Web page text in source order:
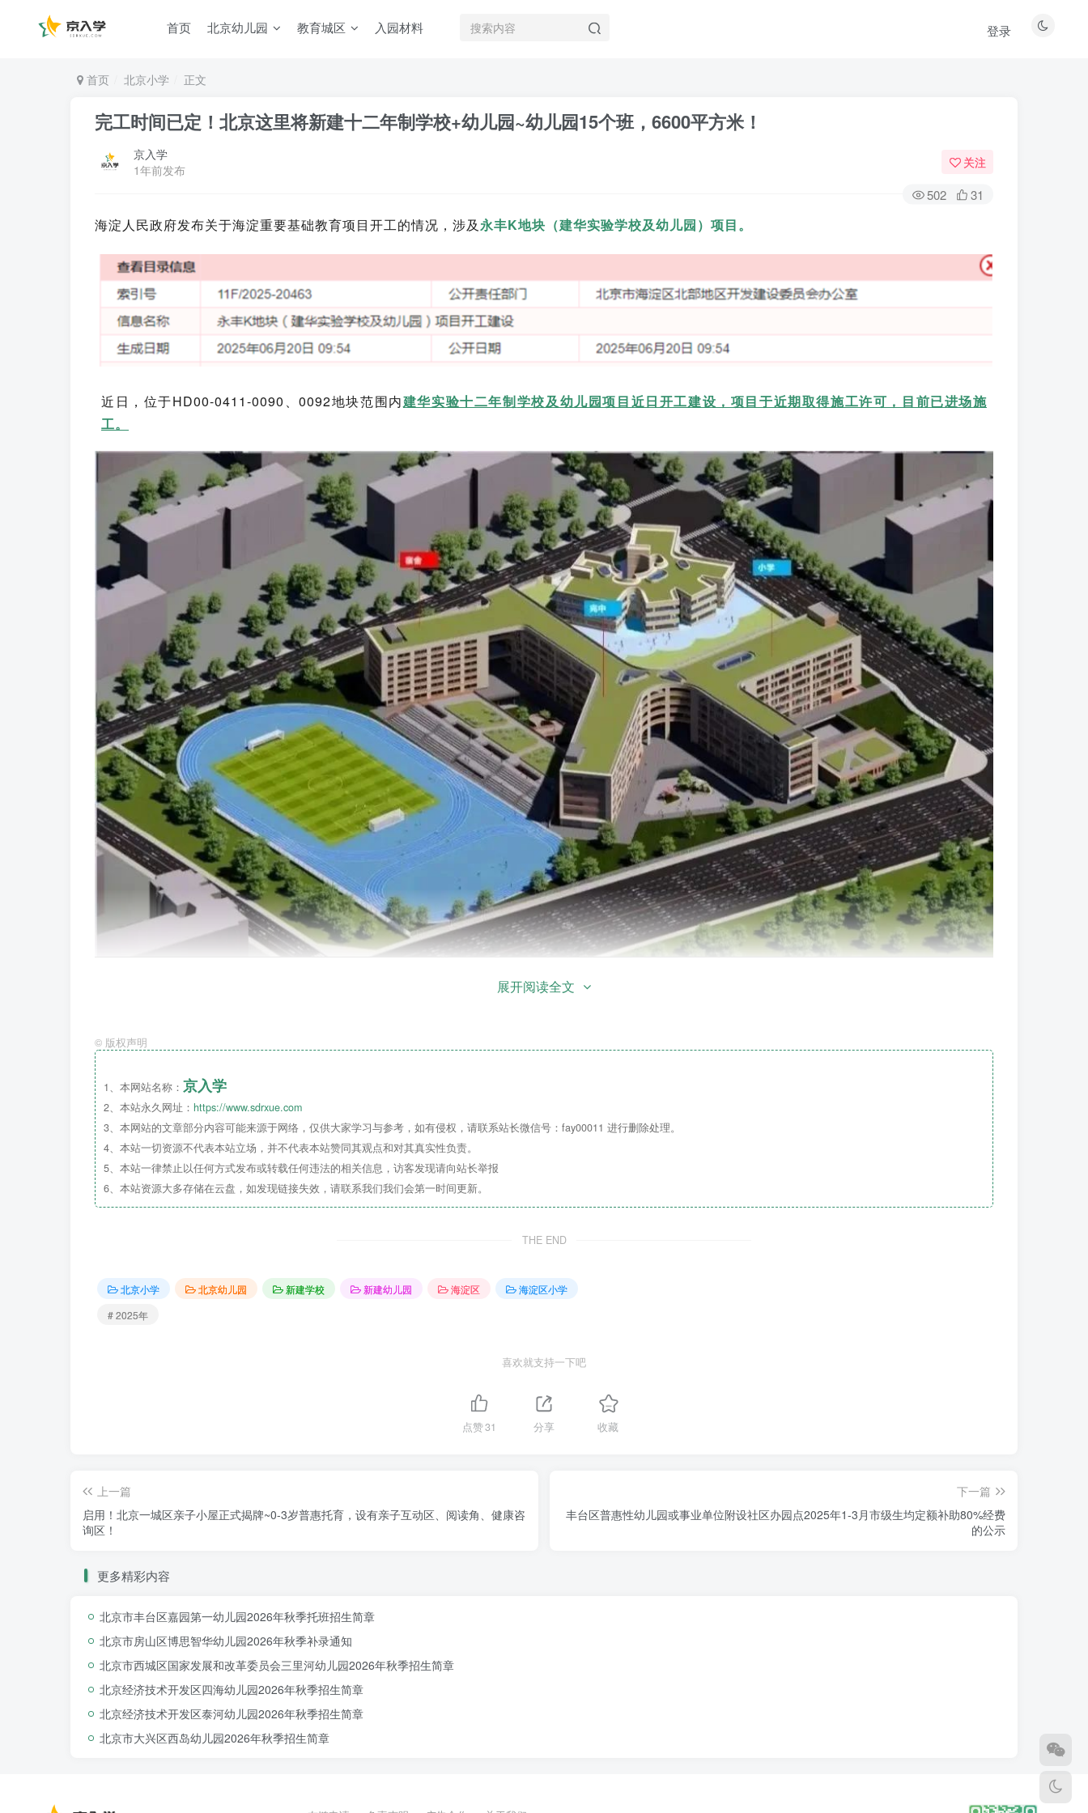
首页 北京幼儿园 教育城区 入园材料 登录
首页 北京小学 正文
完工时间已定！北京这里将新建十二年制学校+幼儿园~幼儿园15个班，6600平方米！
京入学
1年前发布
关注
502 31
海淀人民政府发布关于海淀重要基础教育项目开工的情况，涉及永丰K地块（建华实验学校及幼儿园）项目。
近日，位于HD00-0411-0090、0092地块范围内建华实验十二年制学校及幼儿园项目近日开工建设，项目于近期取得施工许可，目前已进场施
工。
建华学校项目总建设用地为45009.05平方米；地下建筑面积15411.11平方米；容积率0.8。地上主要功能有教室、学生宿舍、风雨操场等，地
据悉， 预计 2025年 底幼儿园建成，2026年底建华实验学校建成。
展开阅读全文
© 版权声明
1、本网站名称： 京入学
2、本站永久网址： https://www.sdrxue.com
3、本网站的文章部分内容可能来源于网络，仅供大家学习与参考，如有侵权，请联系站长微信号：fay00011 进行删除处理。
4、本站一切资源不代表本站立场，并不代表本站赞同其观点和对其真实性负责。
5、本站一律禁止以任何方式发布或转载任何违法的相关信息，访客发现请向站长举报
6、本站资源大多存储在云盘，如发现链接失效，请联系我们我们会第一时间更新。
THE END
北京小学 北京幼儿园 新建学校 新建幼儿园 海淀区
海淀区小学
# 2025年
喜欢就支持一下吧
点赞31 分享 收藏
上一篇
启用！北京一城区亲子小屋正式揭牌~0-3岁普惠托育，设有亲子互动区、阅读角、健康咨
询区！
下一篇
丰台区普惠性幼儿园或事业单位附设社区办园点2025年1-3月市级生均定额补助80%经费
的公示
更多精彩内容
北京市丰台区嘉园第一幼儿园2026年秋季托班招生简章
北京市房山区博思智华幼儿园2026年秋季补录通知
北京市西城区国家发展和改革委员会三里河幼儿园2026年秋季招生简章
北京经济技术开发区四海幼儿园2026年秋季招生简章
北京经济技术开发区泰河幼儿园2026年秋季招生简章
北京市大兴区西岛幼儿园2026年秋季招生简章